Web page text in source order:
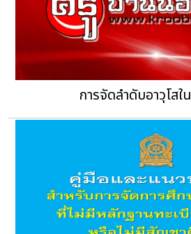
การจัดลำดับอาวุโสใ